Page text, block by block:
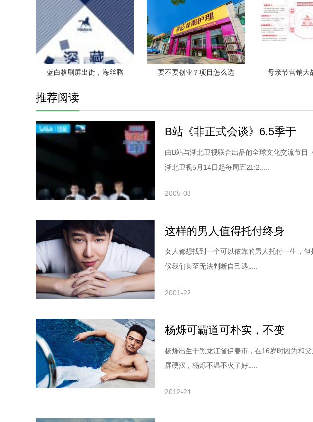
蓝白格刷屏出街，海丝腾 要不要创业？项目怎么选 母亲节营销大
推荐阅读
B站《非正式会谈》6.5季于
由B站与湖北卫视联合出品的全球文化交流节目
湖北卫视5月14日起每周五21:2.....
2005-08
这样的男人值得托付终身
女人都想找到一个可以依靠的男人托付一生，
候我们甚至无法判断自己遇.....
2001-22
杨烁可霸道可朴实，不变
杨烁出生于黑龙江省伊春市，在16岁时因为和
屏硬汉，杨烁不温不火了好.....
2012-24